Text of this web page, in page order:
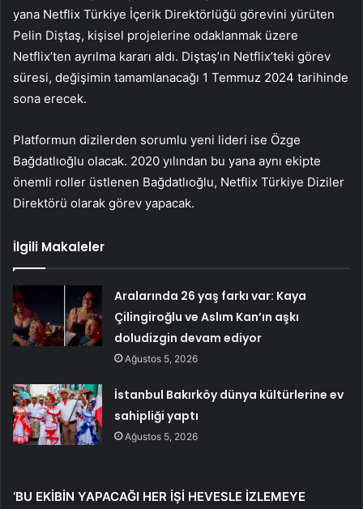
yana Netflix Türkiye İçerik Direktörlüğü görevini yürüten
Pelin Diştaş, kişisel projelerine odaklanmak üzere
Netflix’ten ayrılma kararı aldı. Diştaş’ın Netflix’teki görev
süresi, değişimin tamamlanacağı 1 Temmuz 2024 tarihinde
sona erecek.
Platformun dizilerden sorumlu yeni lideri ise Özge
Bağdatlıoğlu olacak. 2020 yılından bu yana aynı ekipte
önemli roller üstlenen Bağdatlıoğlu, Netflix Türkiye Diziler
Direktörü olarak görev yapacak.
İlgili Makaleler
Aralarında 26 yaş farkı var: Kaya
Çilingiroğlu ve Aslım Kan’ın aşkı
doludizgin devam ediyor
Ağustos 5, 2026
İstanbul Bakırköy dünya kültürlerine ev
sahipliği yaptı
Ağustos 5, 2026
‘BU EKİBİN YAPACAĞI HER İŞİ HEVESLE İZLEMEYE